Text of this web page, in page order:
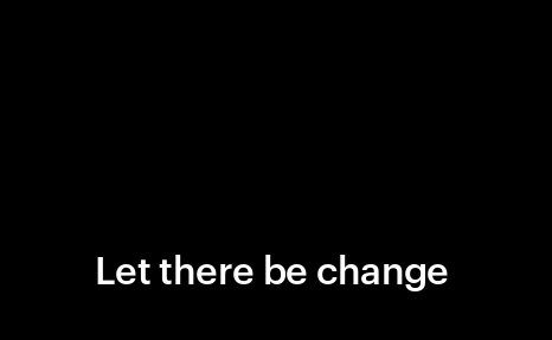
Let there be change